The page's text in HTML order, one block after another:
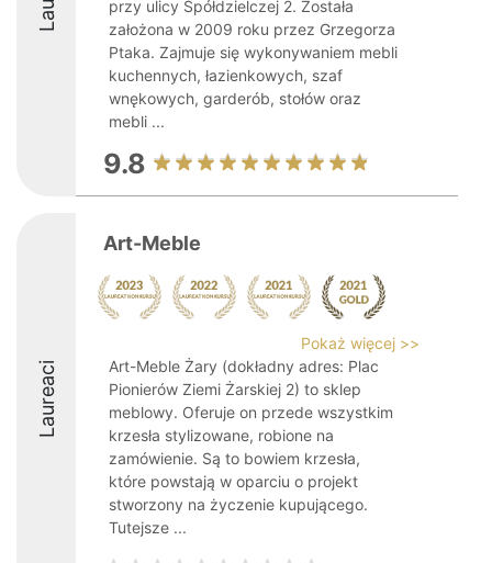
przy ulicy Spółdzielczej 2. Została
założona w 2009 roku przez Grzegorza
Ptaka. Zajmuje się wykonywaniem mebli
kuchennych, łazienkowych, szaf
wnękowych, garderób, stołów oraz
mebli ...
9.8
Laureaci
Art-Meble
Pokaż więcej >>
Art-Meble Żary (dokładny adres: Plac
Pionierów Ziemi Żarskiej 2) to sklep
meblowy. Oferuje on przede wszystkim
krzesła stylizowane, robione na
zamówienie. Są to bowiem krzesła,
które powstają w oparciu o projekt
stworzony na życzenie kupującego.
Tutejsze ...